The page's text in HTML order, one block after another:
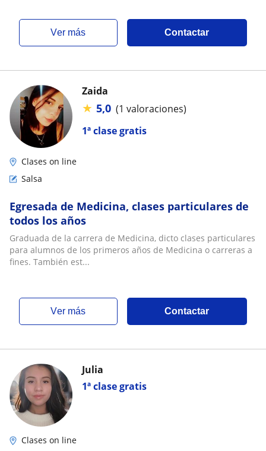
ver más Contactar
1ª clase gratis
Zaida
★ 5,0 (1 valoraciones)
Clases on line
Salsa
Egresada de Medicina, clases particulares de
todos los años
Graduada de la carrera de Medicina, dicto clases particulares
para alumnos de los primeros años de Medicina o carreras a
fines. También est...
ver más Contactar
1ª clase gratis
Julia
Clases on line